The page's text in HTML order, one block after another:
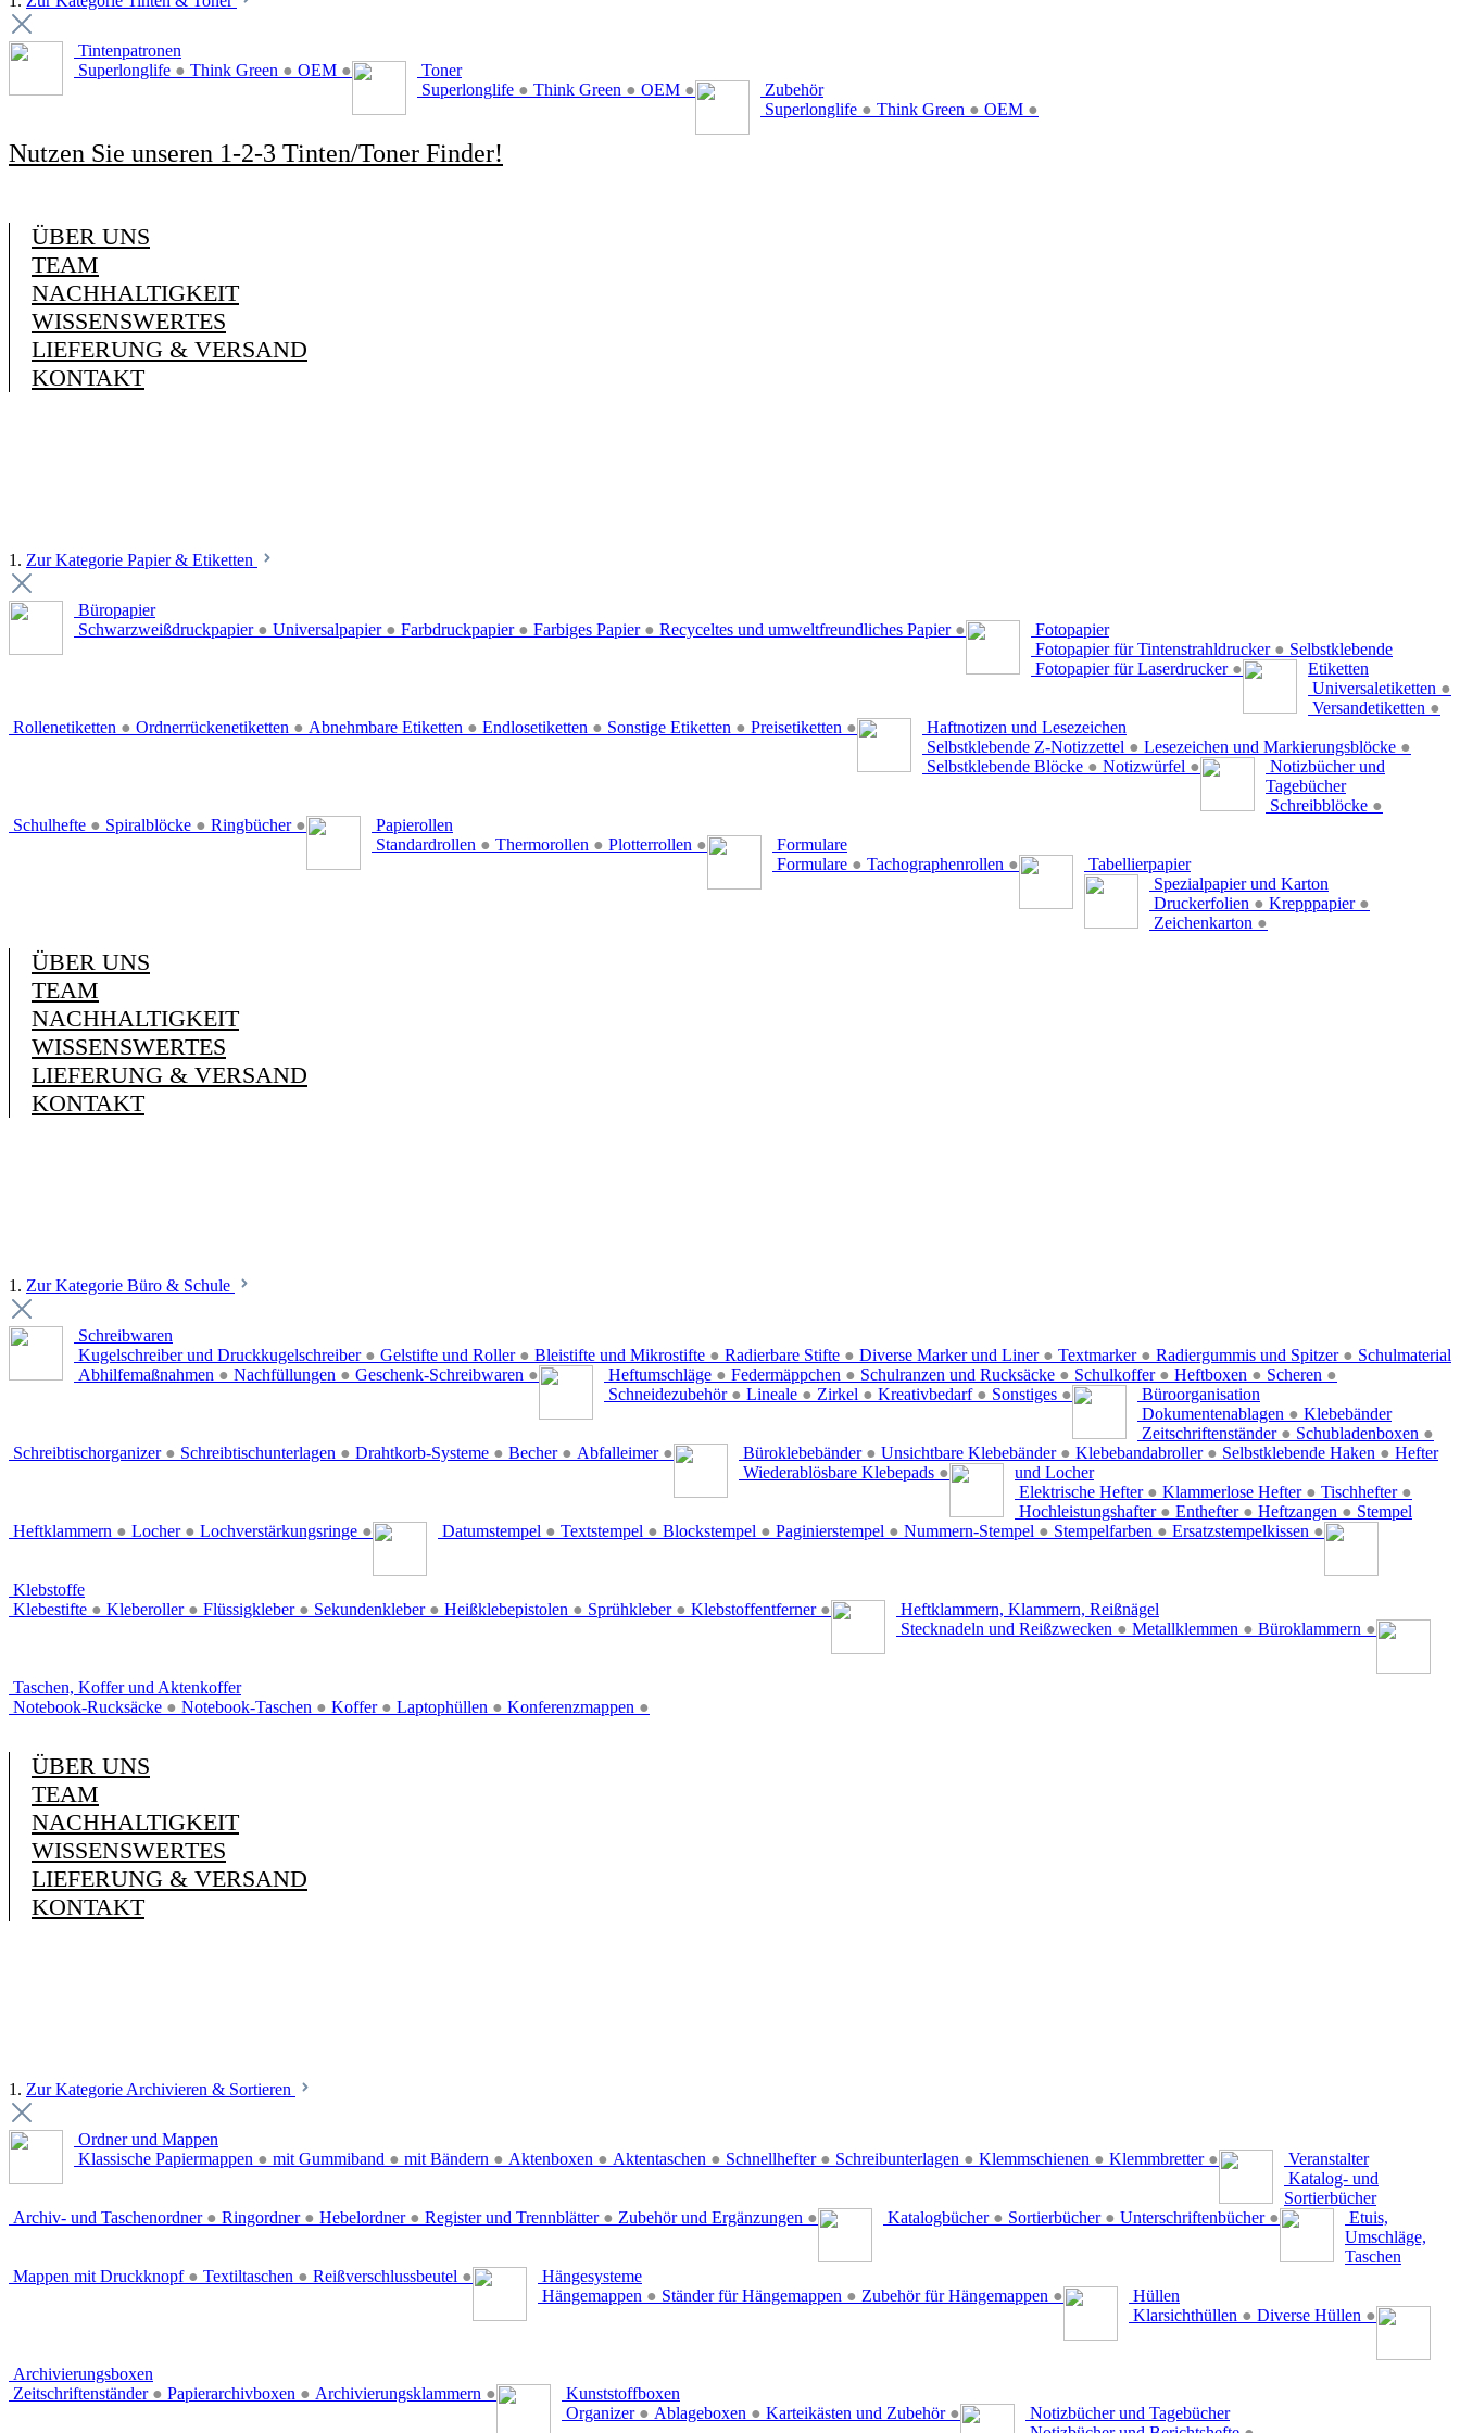
Tintenpatronen
Superlonglife ● Think Green ● OEM ●
Toner
Superlonglife ● Think Green ● OEM ●
Zubehör
Superlonglife ● Think Green ● OEM ●
Nutzen Sie unseren 1-2-3 Tinten/Toner Finder!
ÜBER UNS
TEAM
NACHHALTIGKEIT
WISSENSWERTES
LIEFERUNG & VERSAND
KONTAKT
1. Zur Kategorie Papier & Etiketten
Büropapier
Schwarzweißdruckpapier ● Universalpapier ● Farbdruckpapier ● Farbiges Papier ● Recyceltes und umweltfreundliches Papier ●
Fotopapier
Fotopapier für Tintenstrahldrucker ●
Fotopapier für Laserdrucker ●
Selbstklebende
Etiketten
Universaletiketten ●
Versandetiketten ●
Rollenetiketten ● Ordnerrückenetiketten ● Abnehmbare Etiketten ● Endlosetiketten ● Sonstige Etiketten ● Preisetiketten ●
Haftnotizen und Lesezeichen
Selbstklebende Z-Notizzettel ● Lesezeichen und Markierungsblöcke ●
Selbstklebende Blöcke ● Notizwürfel ●
Notizbücher und
Tagebücher
Schreibblöcke ●
Schulhefte ● Spiralblöcke ● Ringbücher ●
Papierollen
Standardrollen ● Thermorollen ● Plotterrollen ●
Formulare
Formulare ● Tachographenrollen ●
Tabellierpapier
Spezialpapier und Karton
Druckerfolien ● Krepppapier ●
Zeichenkarton ●
ÜBER UNS
TEAM
NACHHALTIGKEIT
WISSENSWERTES
LIEFERUNG & VERSAND
KONTAKT
1. Zur Kategorie Büro & Schule
Schreibwaren
Kugelschreiber und Druckkugelschreiber ● Gelstifte und Roller ● Bleistifte und Mikrostifte ● Radierbare Stifte ● Diverse Marker und Liner ● Textmarker ● Radiergummis und Spitzer ●
Abhilfemaßnahmen ● Nachfüllungen ● Geschenk-Schreibwaren ●
Schulmaterial
Heftumschläge ● Federmäppchen ● Schulranzen und Rucksäcke ● Schulkoffer ● Heftboxen ● Scheren ●
Schneidezubehör ● Lineale ● Zirkel ● Kreativbedarf ● Sonstiges ●
Büroorganisation
Dokumentenablagen ●
Zeitschriftenständer ● Schubladenboxen ●
Schreibtischorganizer ● Schreibtischunterlagen ● Drahtkorb-Systeme ● Becher ● Abfalleimer ●
Klebebänder
Büroklebebänder ● Unsichtbare Klebebänder ● Klebebandabroller ● Selbstklebende Haken ●
Wiederablösbare Klebepads ●
Hefter
und Locher
Elektrische Hefter ● Klammerlose Hefter ● Tischhefter ●
Hochleistungshafter ● Enthefter ● Heftzangen ●
Heftklammern ● Locher ● Lochverstärkungsringe ●
Stempel
Datumstempel ● Textstempel ● Blockstempel ● Paginierstempel ● Nummern-Stempel ● Stempelfarben ● Ersatzstempelkissen ●
Klebstoffe
Klebestifte ● Kleberoller ● Flüssigkleber ● Sekundenkleber ● Heißklebepistolen ● Sprühkleber ● Klebstoffentferner ●
Heftklammern, Klammern, Reißnägel
Stecknadeln und Reißzwecken ● Metallklemmen ● Büroklammern ●
Taschen, Koffer und Aktenkoffer
Notebook-Rucksäcke ● Notebook-Taschen ● Koffer ● Laptophüllen ● Konferenzmappen ●
ÜBER UNS
TEAM
NACHHALTIGKEIT
WISSENSWERTES
LIEFERUNG & VERSAND
KONTAKT
1. Zur Kategorie Archivieren & Sortieren
Ordner und Mappen
Klassische Papiermappen ● mit Gummiband ● mit Bändern ● Aktenboxen ● Aktentaschen ● Schnellhefter ● Schreibunterlagen ● Klemmschienen ● Klemmbretter ● Veranstalter
Archiv- und Taschenordner ● Ringordner ● Hebelordner ● Register und Trennblätter ● Zubehör und Ergänzungen ●
Katalog- und
Sortierbücher
Katalogbücher ● Sortierbücher ● Unterschriftenbücher ●
Etuis,
Umschläge,
Taschen
Mappen mit Druckknopf ● Textiltaschen ● Reißverschlussbeutel ●
Hängesysteme
Hängemappen ● Ständer für Hängemappen ● Zubehör für Hängemappen ●
Hüllen
Klarsichthüllen ● Diverse Hüllen ●
Archivierungsboxen
Zeitschriftenständer ● Papierarchivboxen ● Archivierungsklammern ●
Kunststoffboxen
Organizer ● Ablageboxen ● Karteikästen und Zubehör ●
Notizbücher und Tagebücher